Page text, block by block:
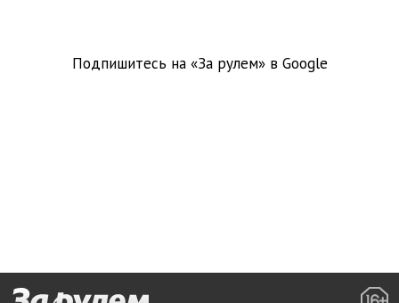
Подпишитесь на «За рулем» в Google